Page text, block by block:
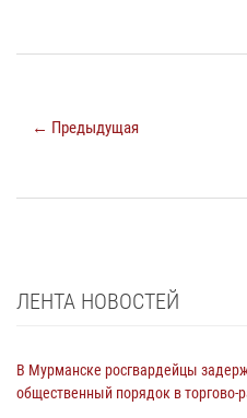
← Предыдущая
ЛЕНТА НОВОСТЕЙ
В Мурманске росгвардейцы
общественный порядок в торгово-